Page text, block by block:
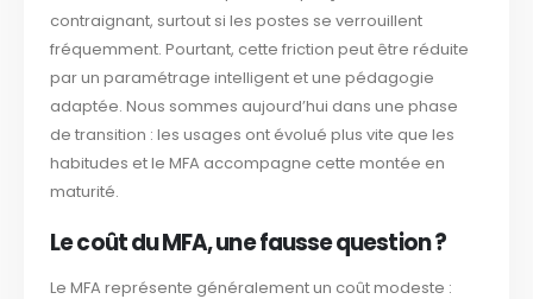
contraignant, surtout si les postes se verrouillent
fréquemment. Pourtant, cette friction peut être réduite
par un paramétrage intelligent et une pédagogie
adaptée. Nous sommes aujourd’hui dans une phase
de transition : les usages ont évolué plus vite que les
habitudes et le MFA accompagne cette montée en
maturité.
Le coût du MFA, une fausse question ?
Le MFA représente généralement un coût modeste :